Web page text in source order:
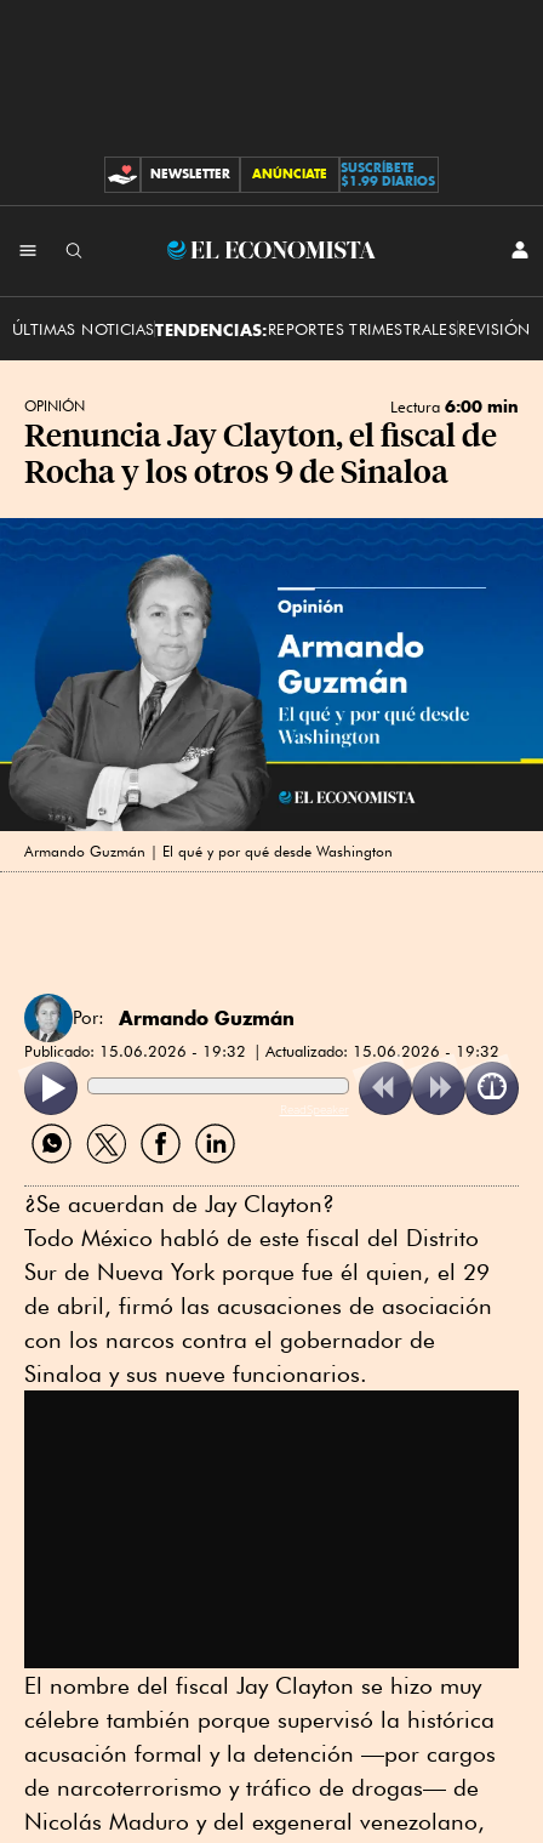
CONTRIBUCIONES
NEWSLETTER ANÚNCIATE
SUSCRÍBETE
$1.99 DIARIOS
El
ÚLTIMAS NOTICIASTENDENCIAS:REPORTES TRIMESTRALESREVISIÓN
OPINIÓN Lectura 6:00 min
Renuncia Jay Clayton, el fiscal de
Rocha y los otros 9 de Sinaloa
Armando Guzmán | El qué y por qué desde Washington
Por: Armando Guzmán
Publicado: 15.06.2026 - 19:32 Actualizado: 15.06.2026 - 19:32
ReadSpeaker
Compartir
por
Compartir
por
Compartir
por
Compartir
por
¿Se acuerdan de Jay Clayton?
Todo México habló de este fiscal del Distrito
Sur de Nueva York porque fue él quien, el 29
de abril, firmó las acusaciones de asociación
con los narcos contra el gobernador de
Sinaloa y sus nueve funcionarios.
El nombre del fiscal Jay Clayton se hizo muy
célebre también porque supervisó la histórica
acusación formal y la detención —por cargos
de narcoterrorismo y tráfico de drogas— de
Nicolás Maduro y del exgeneral venezolano,